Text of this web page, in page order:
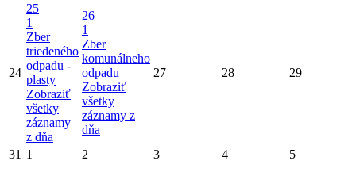
24
25
1
Zber
triedeného
odpadu -
plasty
Zobraziť
všetky
záznamy
z dňa
26
1
Zber
komunálneho
odpadu
Zobraziť
všetky
záznamy z
dňa
27 28 29
31 1 2 3 4 5